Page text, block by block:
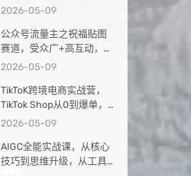
落地，新手也能轻松签约
2026-05-09
公众号流量主之祝福贴图
赛道，受众广+高互动，从
0-1全流程讲解
2026-05-09
TikToK跨境电商实战营，
TikTok Shop从0到爆单，
2026出海夺金
2026-05-09
AIGC全能实战课，从核心
技巧到思维升级，从工具